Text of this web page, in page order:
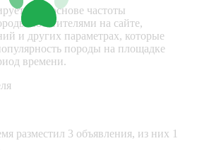
на основе частоты
посетителями на сайте,
и других параметрах, которые
породы на площадке
времени.
разместил 3 объявления, из них 1